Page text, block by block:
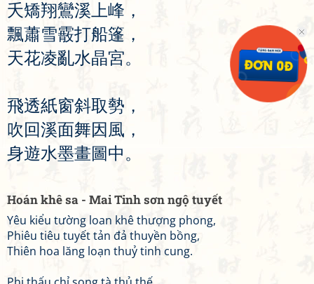
夭矯翔鸞溪 上峰 ，
飄蕭雪霰打船篷 ，
天花凌亂水晶宮。
飛透紙窗斜取勢 ，
吹 回溪面舞因 風 ，
身遊水墨畫圖中。
Hoán khê sa - Mai Tinh sơn ngộ tuyết
Yêu kiểu tường loan khê thượng phong,
Phiêu tiêu tuyết tản đả thuyền bồng,
Thiên hoa lăng loạn thuỷ tinh cung.